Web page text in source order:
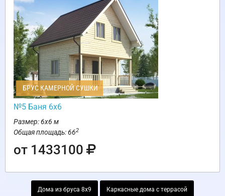
БРУС КАМЕРНОЙ СУШКИ
№5 Баня 6х6
Размер: 6х6 м
Общая площадь: 662
от 1433100
Дома из бруса 8х9 Каркасные дома с террасой